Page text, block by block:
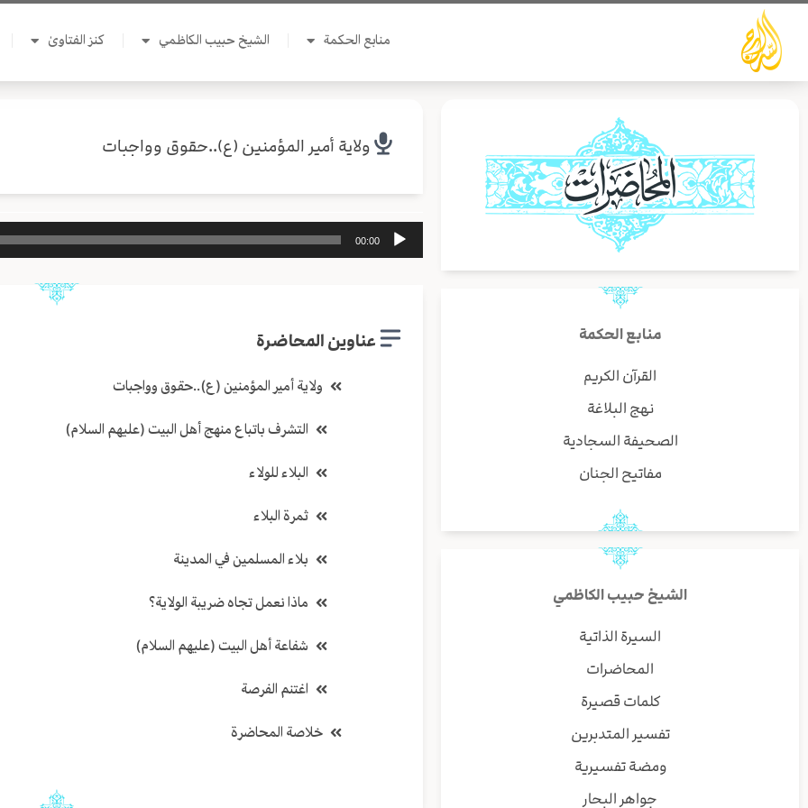
تخطي
المحتوى
منابع الحكمة الشيخ حبيب الكاظمي كنز الفتاوىٰ
منابع الحكمة
القرآن الكريم
نهج البلاغة
الصحيفة السجادية
مفاتيح الجنان
الشيخ حبيب الكاظمي
السيرة الذاتية
المحاضرات
كلمات قصيرة
تفسير المتدبرين
ومضة تفسيرية
جواهر البحار
ولاية أمير المؤمنين (ع)..حقوق وواجبات
مشغل
00:00
عناوين المحاضرة
ولاية أمير المؤمنين (ع)..حقوق وواجبات
التشرف باتباع منهج أهل البيت (عليهم السلام)
البلاء للولاء
ثمرة البلاء
بلاء المسلمين في المدينة
ماذا نعمل تجاه ضريبة الولاية؟
شفاعة أهل البيت (عليهم السلام)
اغتنم الفرصة
خلاصة المحاضرة